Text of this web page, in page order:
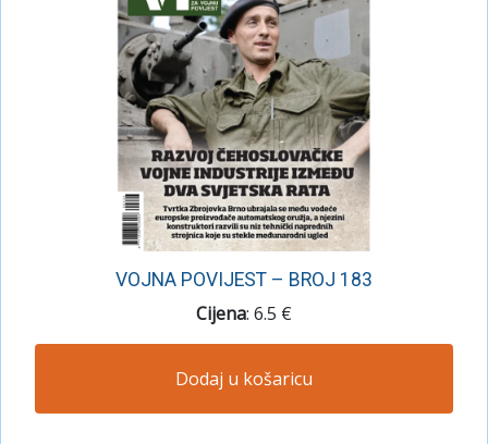
VOJNA POVIJEST – BROJ 183
Cijena: 6.5 €
Dodaj u košaricu